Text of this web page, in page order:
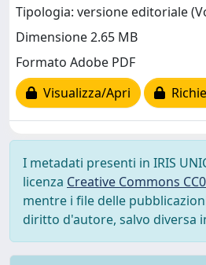
Tipologia: versione editoriale
Dimensione 2.65 MB
Formato Adobe PDF
Visualizza/Apri
I metadati presenti in IRIS
licenza Creative Commons
mentre i file delle
diritto d'autore, salvo diversa